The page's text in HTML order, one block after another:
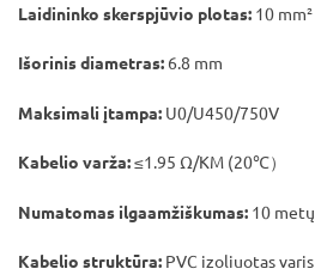
Laidininko skerspjūvio plotas: 10 mm²
Išorinis diametras: 6.8 mm
Maksimali įtampa: U0/U450/750V
Kabelio varža:≤1.95 Ω/KM (20℃）
Numatomas ilgaamžiškumas: 10 metų
Kabelio struktūra: PVC izoliuotas varis